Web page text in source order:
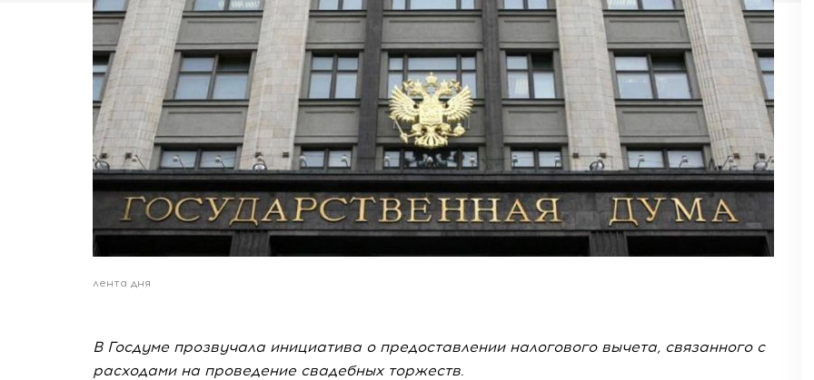
лента дня
В Госдуме прозвучала инициатива о предоставлении налогового вычета, связанного с
расходами на проведение свадебных торжеств.